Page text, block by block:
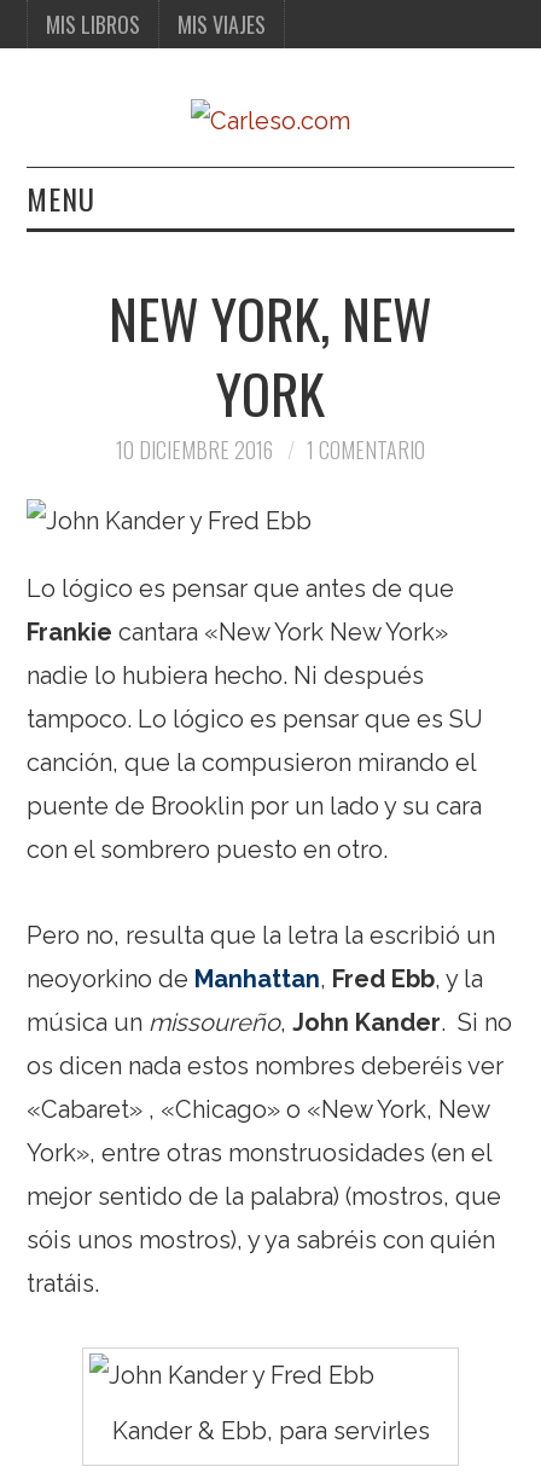
MIS LIBROS MIS VIAJES
MENU
MIS VIAJES
NEW YORK, NEW
YORK
10 DICIEMBRE 2016 1 COMENTARIO
Lo lógico es pensar que antes de que
Frankie cantara «New York New York»
nadie lo hubiera hecho. Ni después
tampoco. Lo lógico es pensar que es SU
canción, que la compusieron mirando el
puente de Brooklin por un lado y su cara
con el sombrero puesto en otro.
Pero no, resulta que la letra la escribió un
neoyorkino de Manhattan, Fred Ebb, y la
música un missoureño,John Kander. Si no
os dicen nada estos nombres deberéis ver
«Cabaret» , «Chicago» o «New York, New
York», entre otras monstruosidades (en el
mejor sentido de la palabra) (mostros, que
sóis unos mostros), y ya sabréis con quién
tratáis.
Kander & Ebb, para servirles